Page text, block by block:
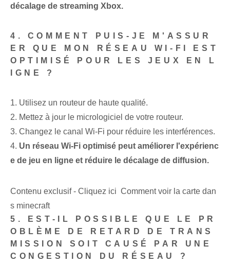
décalage de streaming Xbox.
4. COMMENT PUIS-JE M'ASSUR
ER QUE MON RÉSEAU WI-FI EST
OPTIMISÉ POUR LES JEUX EN L
IGNE ?
1. Utilisez un routeur de haute qualité.
2. Mettez à jour le micrologiciel de votre routeur.
3. Changez le canal Wi-Fi pour réduire les interférences.
4. Un réseau Wi-Fi optimisé peut améliorer l'expérienc
e de jeu en ligne et réduire le décalage de diffusion.
Contenu exclusif - Cliquez ici Comment voir la carte dan
s minecraft
5. EST-IL POSSIBLE QUE LE PR
OBLÈME DE RETARD DE TRANS
MISSION SOIT CAUSÉ PAR UNE
CONGESTION DU RÉSEAU ?